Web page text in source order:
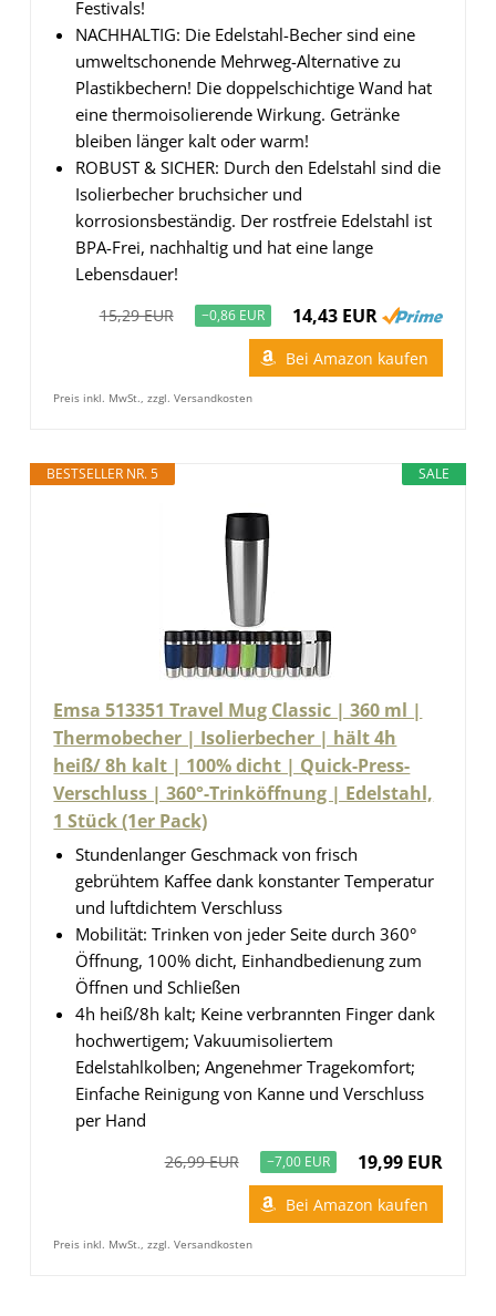
Festivals!
NACHHALTIG: Die Edelstahl-Becher sind eine
umweltschonende Mehrweg-Alternative zu
Plastikbechern! Die doppelschichtige Wand hat
eine thermoisolierende Wirkung. Getränke
bleiben länger kalt oder warm!
ROBUST & SICHER: Durch den Edelstahl sind die
Isolierbecher bruchsicher und
korrosionsbeständig. Der rostfreie Edelstahl ist
BPA-Frei, nachhaltig und hat eine lange
Lebensdauer!
15,29 EUR −0,86 EUR 14,43 EUR
Bei Amazon kaufen
Preis inkl. MwSt., zzgl. Versandkosten
SALE
BESTSELLER NR. 5
Emsa 513351 Travel Mug Classic | 360 ml |
Thermobecher | Isolierbecher | hält 4h
heiß/ 8h kalt | 100% dicht | Quick-Press-
Verschluss | 360°-Trinköffnung | Edelstahl,
1 Stück (1er Pack)
Stundenlanger Geschmack von frisch
gebrühtem Kaffee dank konstanter Temperatur
und luftdichtem Verschluss
Mobilität: Trinken von jeder Seite durch 360°
Öffnung, 100% dicht, Einhandbedienung zum
Öffnen und Schließen
4h heiß/8h kalt; Keine verbrannten Finger dank
hochwertigem; Vakuumisoliertem
Edelstahlkolben; Angenehmer Tragekomfort;
Einfache Reinigung von Kanne und Verschluss
per Hand
26,99 EUR −7,00 EUR 19,99 EUR
Bei Amazon kaufen
Preis inkl. MwSt., zzgl. Versandkosten